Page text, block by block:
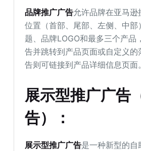
品牌推广广告允许品牌在亚马
位置（首部、尾部、左侧、中部
题、品牌LOGO和最多三个产品
告并跳转到产品页面或自定义的
告则可链接到产品详细信息页面。
展示型推广广告
告）：
展示型推广广告是一种新型的自